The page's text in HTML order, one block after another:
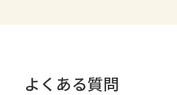
よくある質問